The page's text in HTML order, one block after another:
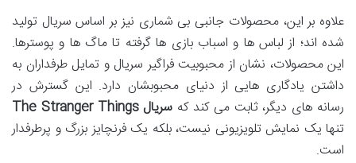
علاوه بر این، محصولات جانبی بی شماری نیز بر اساس سریال تولید
شده اند؛ از لباس ها و اسباب بازی ها گرفته تا ماگ ها و پوسترها.
این محصولات، نشان از محبوبیت فراگیر سریال و تمایل طرفداران به
داشتن یادگاری هایی از دنیای محبوبشان دارد. این گسترش در
رسانه های دیگر، ثابت می کند که سریال The Stranger Things
تنها یک نمایش تلویزیونی نیست، بلکه یک فرنچایز بزرگ و پرطرفدار
است.